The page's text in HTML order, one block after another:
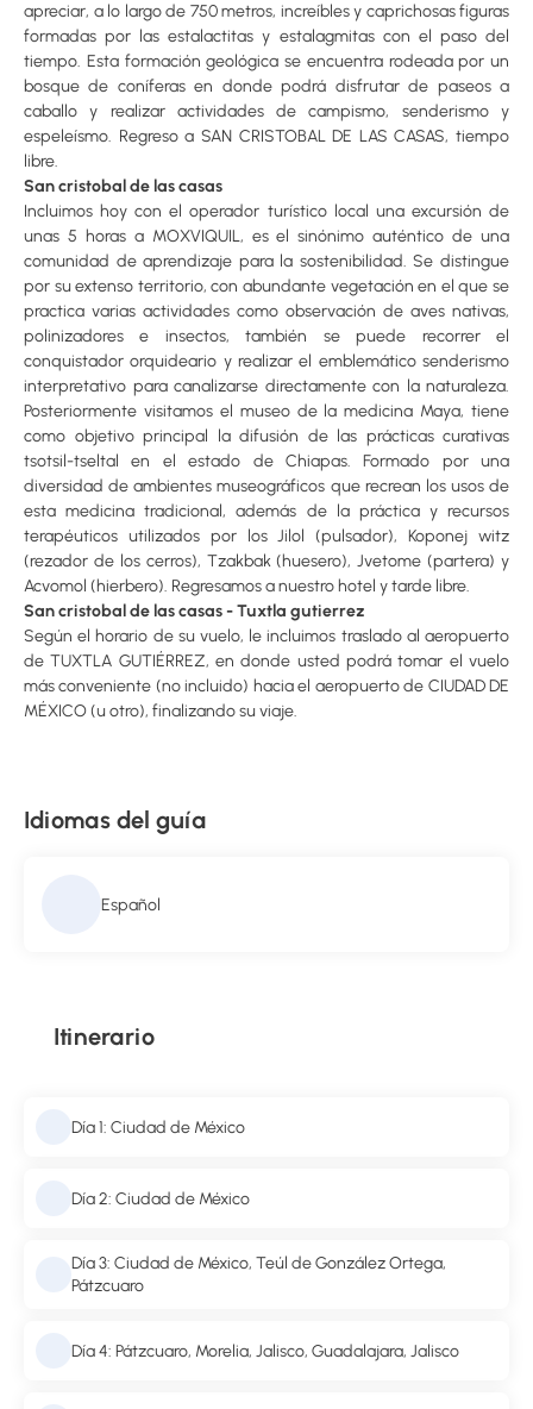
apreciar, a lo largo de 750 metros, increíbles y caprichosas figuras
formadas por las estalactitas y estalagmitas con el paso del
tiempo. Esta formación geológica se encuentra rodeada por un
bosque de coníferas en donde podrá disfrutar de paseos a
caballo y realizar actividades de campismo, senderismo y
espeleísmo. Regreso a SAN CRISTOBAL DE LAS CASAS, tiempo
libre.
San cristobal de las casas
Incluimos hoy con el operador turístico local una excursión de
unas 5 horas a MOXVIQUIL, es el sinónimo auténtico de una
comunidad de aprendizaje para la sostenibilidad. Se distingue
por su extenso territorio, con abundante vegetación en el que se
practica varias actividades como observación de aves nativas,
polinizadores e insectos, también se puede recorrer el
conquistador orquideario y realizar el emblemático senderismo
interpretativo para canalizarse directamente con la naturaleza.
Posteriormente visitamos el museo de la medicina Maya, tiene
como objetivo principal la difusión de las prácticas curativas
tsotsil-tseltal en el estado de Chiapas. Formado por una
diversidad de ambientes museográficos que recrean los usos de
esta medicina tradicional, además de la práctica y recursos
terapéuticos utilizados por los Jilol (pulsador), Koponej witz
(rezador de los cerros), Tzakbak (huesero), Jvetome (partera) y
Acvomol (hierbero). Regresamos a nuestro hotel y tarde libre.
San cristobal de las casas - Tuxtla gutierrez
Según el horario de su vuelo, le incluimos traslado al aeropuerto
de TUXTLA GUTIÉRREZ, en donde usted podrá tomar el vuelo
más conveniente (no incluido) hacia el aeropuerto de CIUDAD DE
MÉXICO (u otro), finalizando su viaje.
Idiomas del guía
Español
Itinerario
Día 1: Ciudad de México
Día 2: Ciudad de México
Día 3: Ciudad de México, Teúl de González Ortega,
Pátzcuaro
Día 4: Pátzcuaro, Morelia, Jalisco, Guadalajara, Jalisco